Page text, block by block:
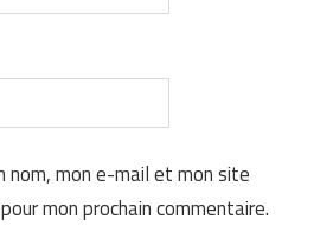
nom, mon e-mail et mon site
mon prochain commentaire.